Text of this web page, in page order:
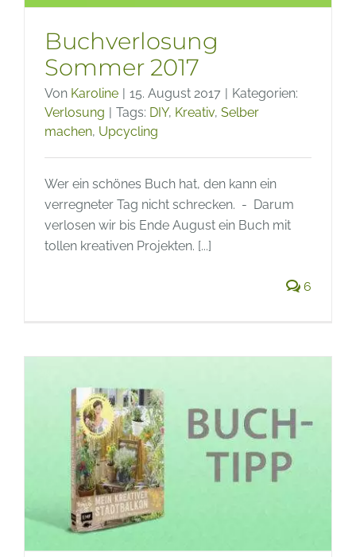
Buchverlosung
Sommer 2017
Von Karoline 15. August 2017
Kategorien:
Verlosung
Tags: DIY, Kreativ, Selber
machen, Upcycling
Wer ein schönes Buch hat, den kann ein
verregneter Tag nicht schrecken. - Darum
verlosen wir bis Ende August ein Buch mit
tollen kreativen Projekten. [...]
6